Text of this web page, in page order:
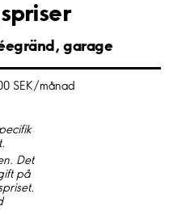
garage
SEK/månad
Det
på